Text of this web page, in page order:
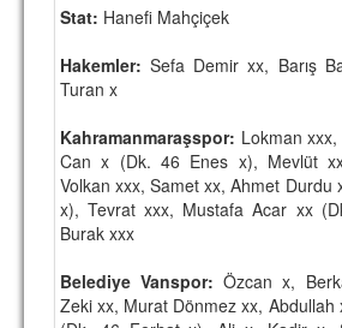
SPOR TESİSLERİ
YÖNETİM KURULU
SPONSORLAR
TARİHÇE
TARİHİ BAŞARILAR
BASINDAN
Stat: Hanefi Mahçiçek
Hakemler: Sefa Demir xx, Barış
Turan x
Kahramanmaraşspor: Lokman
Can x (Dk. 46 Enes x), Mevlüt
Volkan xxx, Samet xx, Ahmet Durdu
x), Tevrat xxx, Mustafa Acar xx
Burak xxx
Belediye Vanspor: Özcan x,
Zeki xx, Murat Dönmez xx, Abdullah